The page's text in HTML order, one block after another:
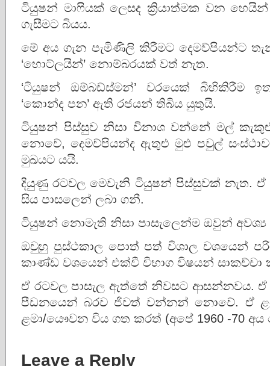
ටියුෂන් මාෆියක් ලෙසද ක්‍රියාත්මක වන
ගැසීමට බියය.
මේ අය ගැන පැමිණිලි කිරීමට දෙමව්පියන්ට
‘හොට්ලයින්’ නොම්බරයක් වත් නැත.
‘ටියුෂන් ඔම්බඩ්ස්මන්’ වරයෙක් බිහිකිරීම
‘කොන්ද පන’ ඇති රජයන් තිබිය යුතුයි.
ටියුෂන් පිස්සුව නිසා විනාශ වන්නේ මල්
නොවේ, දෙමව්පියන්ද ඇතුළු මුළු පවුල්
මුඛයට යයි.
දියුණු රටවල මෙවැනි ටියුෂන් පිස්සුවක් නැත.
සිය පාසලෙන් ලබා ගනී.
ටියුෂන් නොමැති නිසා පාසැලෙන්ම ඔවුන්
ඔවුහු පුස්ථකාල පොත් පත් විශාල වශයෙන්
කාණ්ඩ වශයෙන් එක්වී විභාග විෂයන් සාකච්චා
ඒ රටවල පාසැල ඇත්තේ නිවසට ආසන්නවය.
පීඩනයෙන් බරව ජිවත් වන්නන් නොවේ. ඒ
ළමා/යෞවන විය ගත කරත් (අපේ 1960 -70 අය
Leave a Reply